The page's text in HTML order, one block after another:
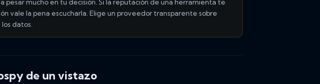
pesar mucho en tu decisión. Si la reputación de una herramienta te
vale la pena escucharla. Elige un proveedor transparente sobre
datos.
de un vistazo